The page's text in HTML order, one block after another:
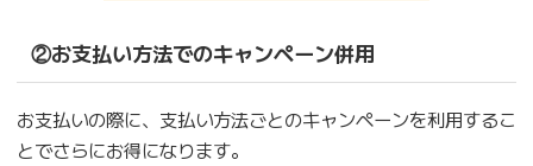
②お支払い方法でのキャンペーン併用
お支払いの際に、支払い方法ごとのキャンペーンを利用するこ
とでさらにお得になります。